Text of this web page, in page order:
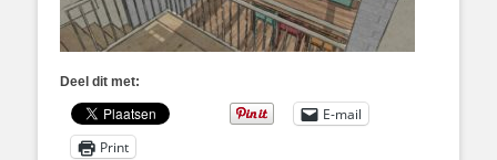
Deel dit met:
E-mail
Print